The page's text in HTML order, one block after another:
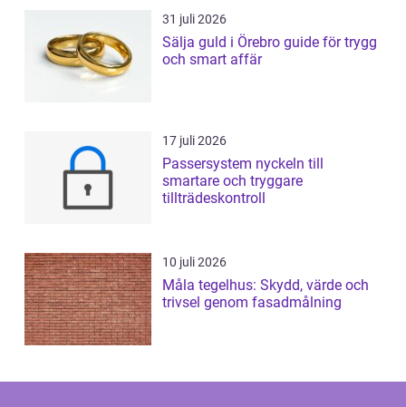
31 juli 2026
Sälja guld i Örebro guide för trygg
och smart affär
17 juli 2026
Passersystem nyckeln till
smartare och tryggare
tillträdeskontroll
10 juli 2026
Måla tegelhus: Skydd, värde och
trivsel genom fasadmålning